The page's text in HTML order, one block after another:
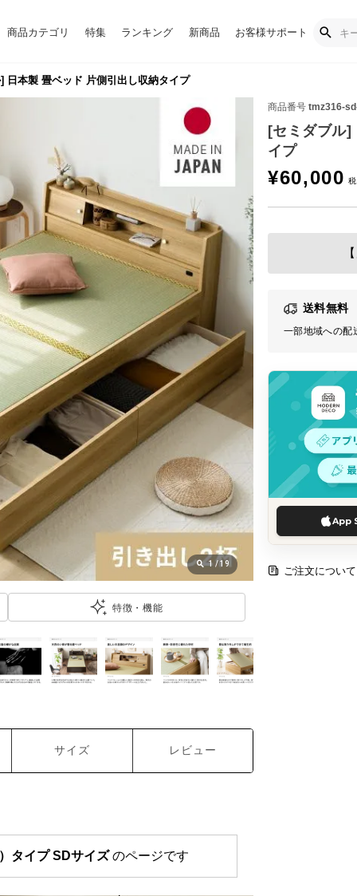
商品カテゴリ 特集 ランキング 新商品 お客様サポート
日本製 畳ベッド 片側引出し収納タイプ
商品番号 tmz316-
[セミダブル] 日本製
イプ
¥60,000
送料無料
一部地域への配
App
ご注文について
1 /19
特徴・機能
サイズ レビュー
タイプ SDサイズのページです